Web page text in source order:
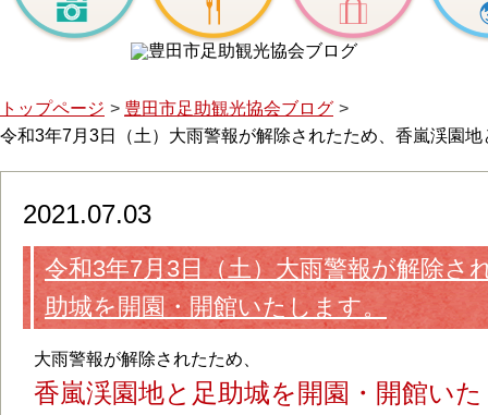
トップページ
豊田市足助観光協会ブログ
令和3年7月3日（土）大雨警報が解除されたため、香嵐渓園
2021.07.03
令和3年7月3日（土）大雨警報が解除さ
助城を開園・開館いたします。
大雨警報が解除されたため、
香嵐渓園地と足助城を開園・開館い